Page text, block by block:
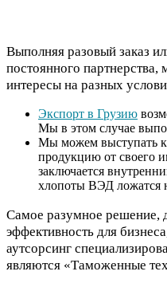
Выполняя разовый заказ
постоянного
интересы на разных
Экспорт в Грузию
Мы в этом случае
Мы можем выступать
продукцию от своего
заключается
хлопоты ВЭД ложатся
Самое разумное решение,
эффективность для
аутсорсинг
являются «Таможенные